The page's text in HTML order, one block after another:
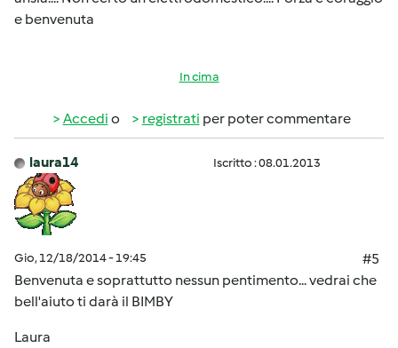
e benvenuta
In cima
Accedi o registrati per poter commentare
laura14 Iscritto : 08.01.2013
Gio, 12/18/2014 - 19:45
#5
Benvenuta e soprattutto nessun pentimento... vedrai che
bell'aiuto ti darà il BIMBY
Laura